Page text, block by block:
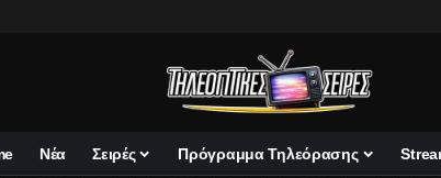
Νέα Σειρές Πρόγραμμα Τηλεόρασης